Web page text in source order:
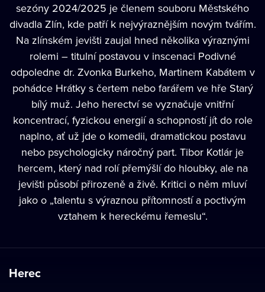
sezóny 2024/2025 je členem souboru Městského
divadla Zlín, kde patří k nejvýraznějším novým tvářím.
Na zlínském jevišti zaujal hned několika výraznými
rolemi – titulní postavou v inscenaci Podivné
odpoledne dr. Zvonka Burkeho, Martinem Kabátem v
pohádce Hrátky s čertem nebo farářem ve hře Starý
bílý muž. Jeho herectví se vyznačuje vnitřní
koncentrací, fyzickou energií a schopností jít do role
naplno, ať už jde o komedii, dramatickou postavu
nebo psychologicky náročný part. Tibor Kotlár je
hercem, který nad rolí přemýšlí do hloubky, ale na
jevišti působí přirozeně a živě. Kritici o něm mluví
jako o „talentu s výraznou přítomností a poctivým
vztahem k hereckému řemeslu“.
Herec